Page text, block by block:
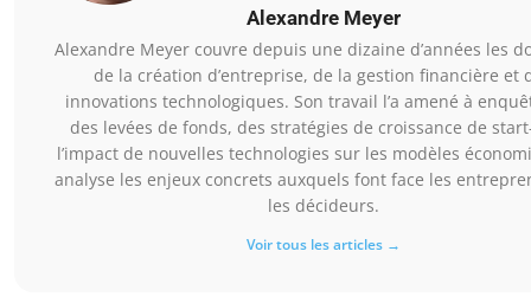
Alexandre Meyer
Alexandre Meyer couvre depuis une dizaine d’années les
de la création d’entreprise, de la gestion financière et
innovations technologiques. Son travail l’a amené à
des levées de fonds, des stratégies de croissance de
l’impact de nouvelles technologies sur les modèles
analyse les enjeux concrets auxquels font face les
les décideurs.
Voir tous les articles →